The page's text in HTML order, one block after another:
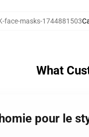
face-masks-1744881503
What
pour le